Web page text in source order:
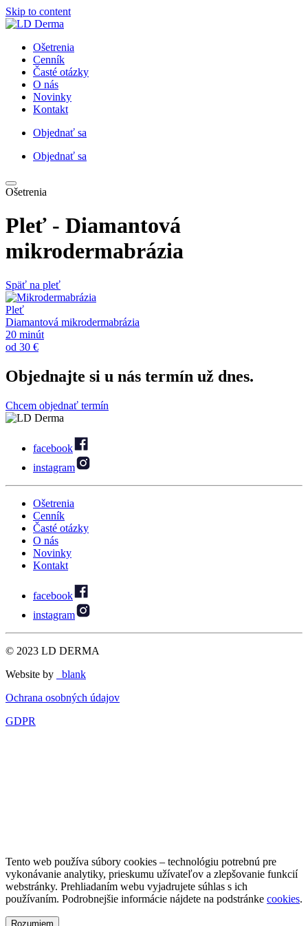
Skip to content
Ošetrenia
Cenník
Časté otázky
O nás
Novinky
Kontakt
Objednať sa
Objednať sa
Ošetrenia
Pleť - Diamantová
mikrodermabrázia
Späť na pleť
Pleť
Diamantová mikrodermabrázia
20 minút
od 30 €
Objednajte si u nás termín už dnes.
Chcem objednať termín
facebook
instagram
Ošetrenia
Cenník
Časté otázky
O nás
Novinky
Kontakt
facebook
instagram
© 2023 LD DERMA
Website by
_blank
Ochrana osobných údajov
GDPR
Tento web používa súbory cookies – technológiu potrebnú pre
vykonávanie analytiky, prieskumu užívateľov a zlepšovanie funkcií
webstránky. Prehliadaním webu vyjadrujete súhlas s ich
používaním. Podrobnejšie informácie nájdete na podstránke cookies.
Rozumiem